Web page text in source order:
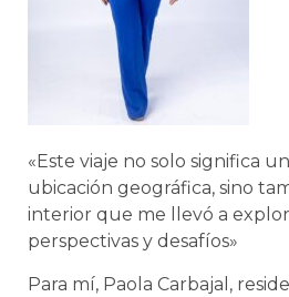
«Este viaje no solo significa
ubicación geográfica, sino
interior que me llevó a
perspectivas y desafíos»
Para mí, Paola Carbajal,